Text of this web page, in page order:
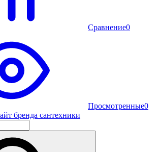
Сравнение0
Просмотренные0